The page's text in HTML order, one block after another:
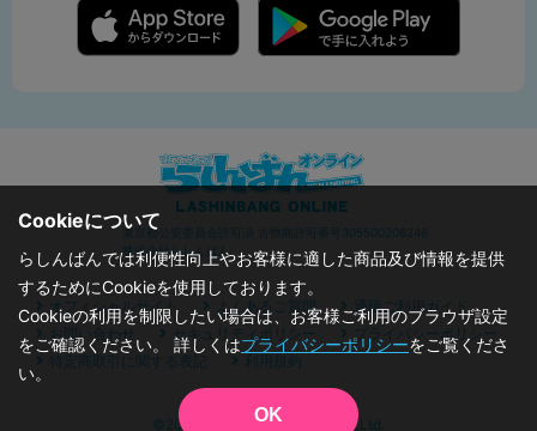
東京都公安委員会許可済 古物商許可番号305500206246
株式会社らしんばん
オフィシャルサイト よくあるご質問
通販ご利用ガイド
お問い合わせ
セキュリティポリシー
プライバシーポリシー
特定商取引に関する表記
利用規約
©2019 - 2026 Lashinbang Co.,Ltd.
Cookieについて
らしんばんでは利便性向上やお客様に適した商品及び情報を提供
するためにCookieを使用しております。
Cookieの利用を制限したい場合は、お客様ご利用のブラウザ設定
をご確認ください。 詳しくはプライバシーポリシーをご覧くださ
い。
OK